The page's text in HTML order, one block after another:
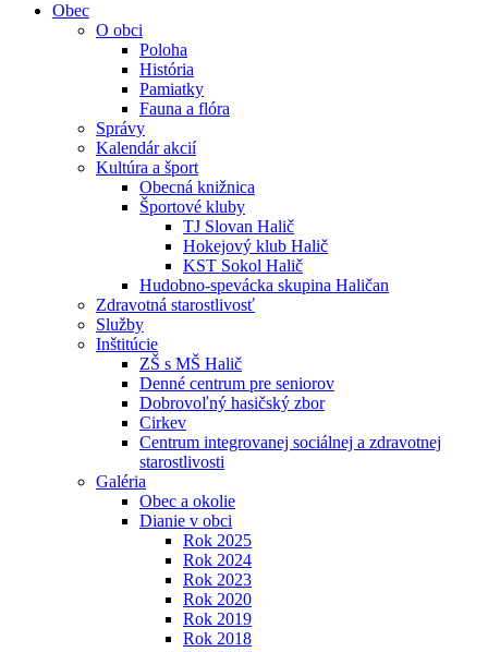
Obec
O obci
Poloha
História
Pamiatky
Fauna a flóra
Správy
Kalendár akcií
Kultúra a šport
Obecná knižnica
Športové kluby
TJ Slovan Halič
Hokejový klub Halič
KST Sokol Halič
Hudobno-spevácka skupina Haličan
Zdravotná starostlivosť
Služby
Inštitúcie
ZŠ s MŠ Halič
Denné centrum pre seniorov
Dobrovoľný hasičský zbor
Cirkev
Centrum integrovanej sociálnej a zdravotnej
starostlivosti
Galéria
Obec a okolie
Dianie v obci
Rok 2025
Rok 2024
Rok 2023
Rok 2020
Rok 2019
Rok 2018